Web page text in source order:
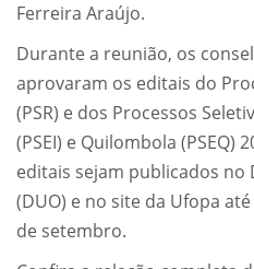
Ferreira Araújo.
Durante a reunião, os
aprovaram os editais do
(PSR) e dos Processos
(PSEI) e Quilombola (PSEQ)
editais sejam publicados no
(DUO) e no site da Ufopa
de setembro.